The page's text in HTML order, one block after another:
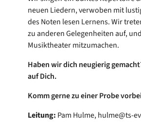
neuen Liedern, verwoben mit
des Noten lesen Lernens. Wir
zu anderen Gelegenheiten auf,
Musiktheater mitzumachen.
Haben wir dich neugierig
auf Dich.
Komm gerne zu einer Probe
Leitung: Pam Hulme, hulme@ts-